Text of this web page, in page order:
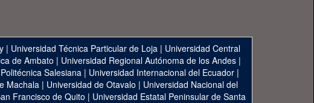
| Universidad Técnica Particular de Loja | Universidad Central
de Ambato | Universidad Regional Autónoma de los Andes|
Salesiana| Universidad Internacional del Ecuador|
Machala | Universidad de Otavalo | Universidad Nacional del
Francisco de Quito | Universidad Estatal Peninsular de Santa